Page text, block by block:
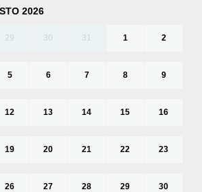
2026
29 30 31 1 2
5 6 7 8 9
12 13 14 15 16
19 20 21 22 23
26 27 28 29 30